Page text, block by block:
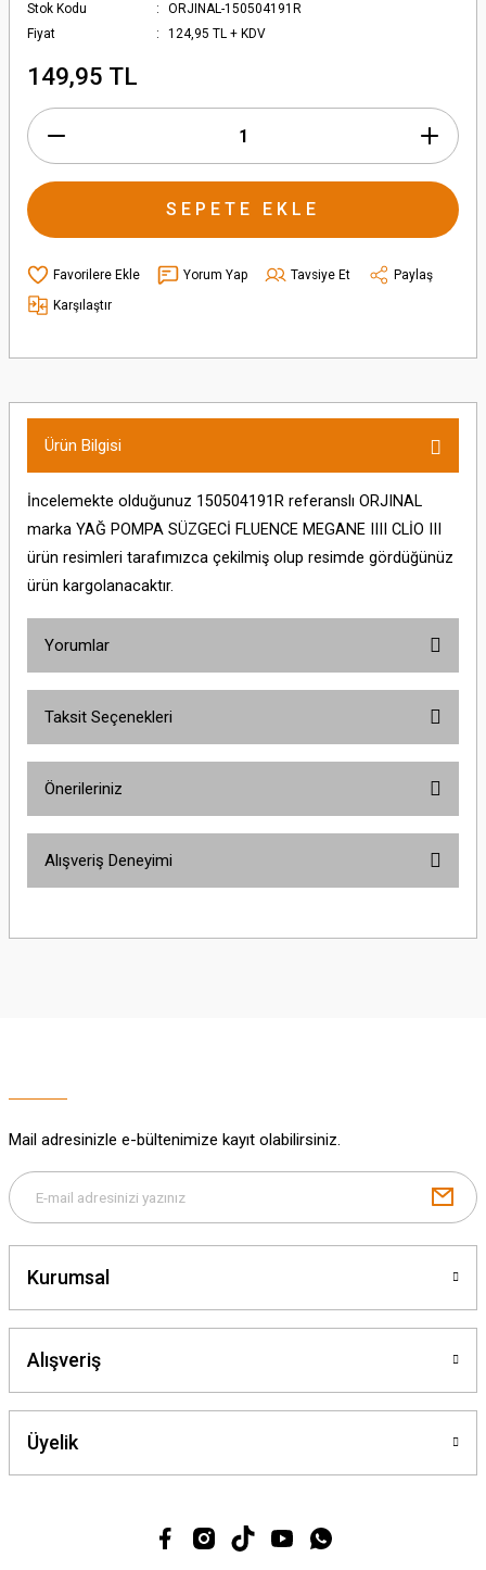
Stok Kodu
ORJINAL-150504191R
Fiyat
124,95 TL + KDV
149,95 TL
SEPETE EKLE
Yorum Yap Tavsiye Et
Paylaş
Karşılaştır
Ürün Bilgisi
İncelemekte olduğunuz 150504191R referanslı ORJINAL
marka YAĞ POMPA SÜZGECİ FLUENCE MEGANE IIII CLİO III
ürün resimleri tarafımızca çekilmiş olup resimde gördüğünüz
ürün kargolanacaktır.
Yorumlar
Taksit Seçenekleri
Önerileriniz
yetersiz gördüğünüz noktaları öneri formunu kullanarak tarafımıza
Gönder
Alışveriş Deneyimi
Mail adresinizle e-bültenimize kayıt olabilirsiniz.
Kurumsal
Alışveriş
Üyelik